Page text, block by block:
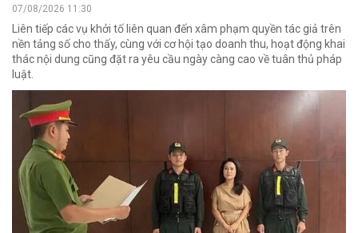
07/08/2026 11:30
Liên tiếp các vụ khởi tố liên quan đến xâm phạm quyền tác giả trên
nền tảng số cho thấy, cùng với cơ hội tạo doanh thu, hoạt động khai
thác nội dung cũng đặt ra yêu cầu ngày càng cao về tuân thủ pháp
luật.